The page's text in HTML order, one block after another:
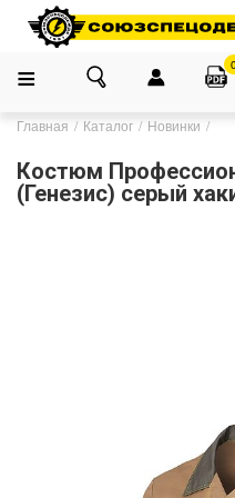
0
Главная Каталог Новинки
Костюм
(Генезис) серый